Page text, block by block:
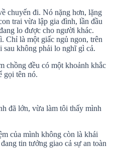
chuyến đi. Nó nặng hơn, lặng
trai vừa lập gia đình, lần đầu
lo được cho người khác.
Chỉ là một giấc ngủ ngon, trên
không phải lo nghĩ gì cả.
chồng đều có một khoảnh khắc
gọi tên nó.
đã lớn, vừa làm tôi thấy mình
của mình không còn là khái
tin tưởng giao cả sự an toàn